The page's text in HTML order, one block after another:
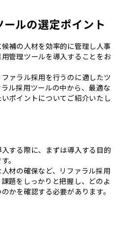
ルの選定ポイント
補の人材を効率的に管理し人事
管理ツールを導入することをお
ァラル採用を行うのに適したツ
ル採用ツールの中から、最適な
ポイントについてご紹介いたし
する際に、まずは導入する目的
。
材の確保など、リファラル採用
題をしっかりと把握し、どのよ
かを確認する必要があります。